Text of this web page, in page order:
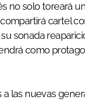
no solo toreará
cartel
sonada
como
a las nuevas